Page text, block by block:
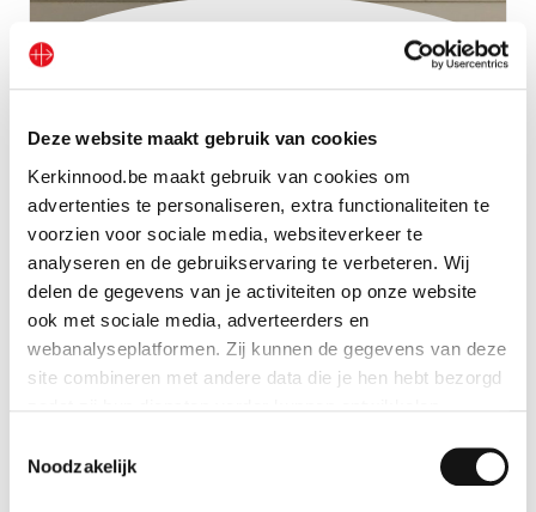
Deze website maakt gebruik van cookies
Kerkinnood.be maakt gebruik van cookies om
advertenties te personaliseren, extra functionaliteiten te
voorzien voor sociale media, websiteverkeer te
analyseren en de gebruikservaring te verbeteren. Wij
delen de gegevens van je activiteiten op onze website
ook met sociale media, adverteerders en
webanalyseplatformen. Zij kunnen de gegevens van deze
site combineren met andere data die je hen hebt bezorgd
Indien je dat toestaat, kunnen wij of onze partners onder
Noodzakelijk
Kaars ‘Uit dank’
Bekijk geschenk